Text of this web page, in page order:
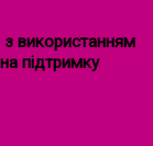
з використанням
підтримку